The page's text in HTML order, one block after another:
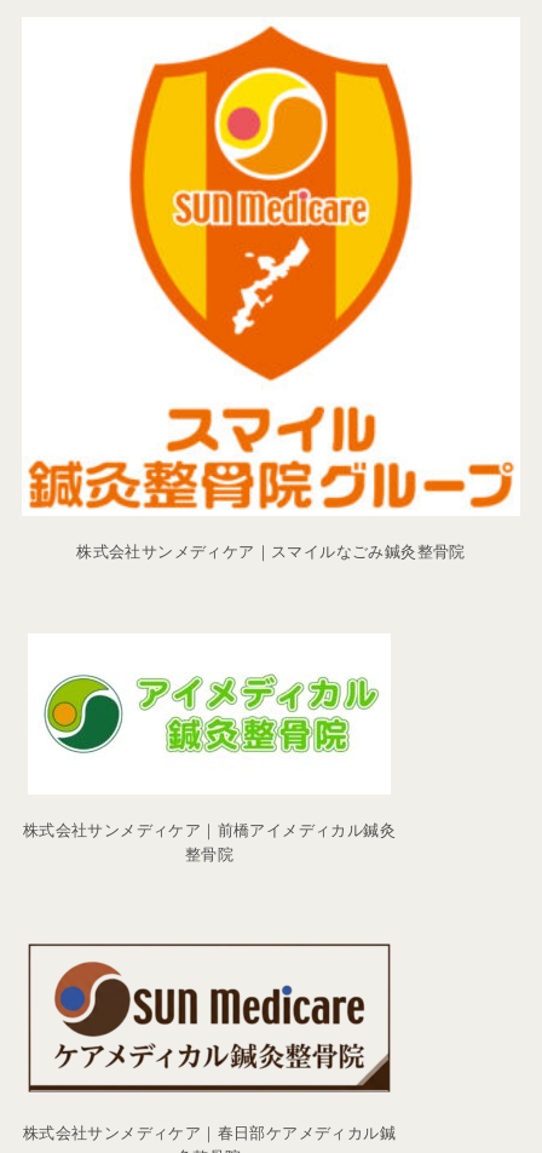
株式会社サンメディケア｜スマイルなごみ鍼灸整骨院
株式会社サンメディケア｜前橋アイメディカル鍼灸
整骨院
株式会社サンメディケア｜春日部ケアメディカル鍼